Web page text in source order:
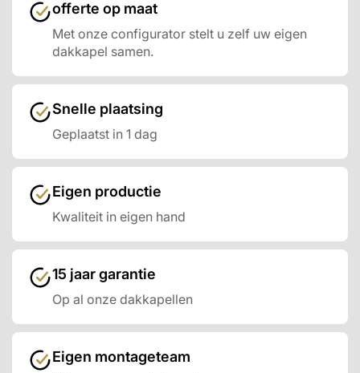
offerte op maat
Met onze configurator stelt u zelf uw eigen
dakkapel samen.
Snelle plaatsing
Geplaatst in 1 dag
Eigen productie
Kwaliteit in eigen hand
15 jaar garantie
Op al onze dakkapellen
Eigen montageteam